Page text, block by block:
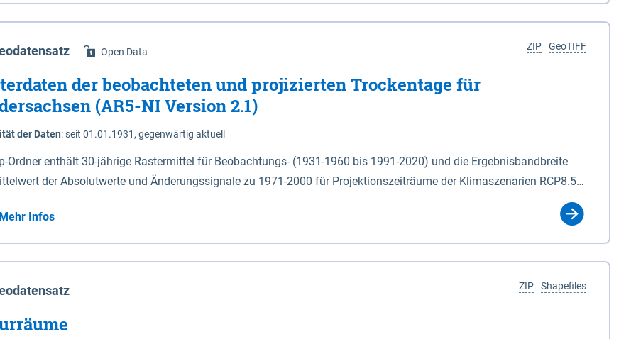
GeoTIFF
ZIP
Open Data
der beobachteten und projizierten Trockentage für
(AR5-NI Version 2.1)
der Daten:seit 01.01.1931, gegenwärtig aktuell
Ordner enthält 30-jährige Rastermittel für Beobachtungs- (1931-1960 bis 1991-2020) und die Ergebnisbandbreite
der Absolutwerte und Änderungssignale zu 1971-2000 für Projektionszeiträume der Klimaszenarien RCP8.5
(Jun. - Aug.) - au: Herbst (Sep. - Nov.) - wi: Winter (Dez. - Feb.) - hyr:
Jahr (Nov. - Okt.) - hsu: Hydrologisches Sommerhalbjahr (Mai - Okt.) - hwi: Hydrologisches Winterhalbjahr
- vd: Vegetationsruhe (Okt. - Mär.) Neben den Rasterdaten ist eine
zu den Dateinamen und für eine Darstellung im GIS eine Klassifizierung der Rasterdaten mit Klassenname und
code gegeben.
Mehr Infos
Shapefiles
ZIP